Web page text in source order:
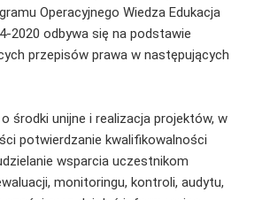
Operacyjnego Wiedza Edukacja
2020 odbywa się na podstawie
przepisów prawa w następujących
środki unijne i realizacja projektów, w
potwierdzanie kwalifikowalności
wsparcia uczestnikom
monitoringu, kontroli, audytu,